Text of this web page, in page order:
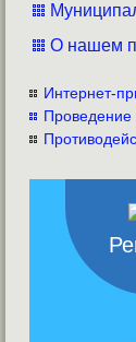
О нашем
Интернет-
Проведение